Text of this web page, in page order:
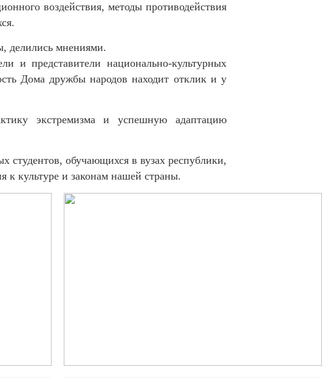
воздействия, методы противодействия
делились мнениями.
и представители национально-культурных
Дома дружбы народов находит отклик и у
экстремизма и успешную адаптацию
студентов, обучающихся в вузах республики,
к культуре и законам нашей страны.